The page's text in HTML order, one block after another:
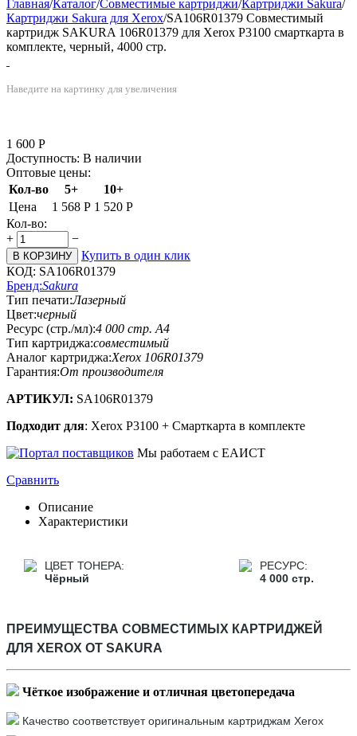
Главная/Каталог/Совместимые картриджи/Картриджи Sakura/
Картриджи Sakura для Xerox/SA106R01379 Совместимый
картридж SAKURA 106R01379 для Xerox P3100 смарткарта в
комплекте, черный, 4000 стр.
Наведите на картинку для увеличения
1 600 Р
Доступность: В наличии
Оптовые цены:
Кол-во
5+
10+
Цена
1 568 Р 1 520 Р
Кол-во:
+
−
В КОРЗИНУ
Купить в один клик
КОД: SA106R01379
Бренд:Sakura
Тип печати:Лазерный
Цвет:черный
Ресурс (стр./мл):4 000 стр. А4
Тип картриджа:совместимый
Аналог картриджа:Xerox 106R01379
Гарантия:От производителя
АРТИКУЛ: SA106R01379
Подходит для: Xerox P3100 + Cмарткарта в комплекте
Мы работаем с ЕАИСТ
Сравнить
Описание
Характеристики
ЦВЕТ ТОНЕРА:
Чёрный
РЕСУРС:
4 000 стр.
ПРЕИМУЩЕСТВА СОВМЕСТИМЫХ КАРТРИДЖЕЙ
ДЛЯ XEROX ОТ SAKURA
Чёткое изображение и отличная цветопередача
Качество соответствует оригинальным картриджам Xerox